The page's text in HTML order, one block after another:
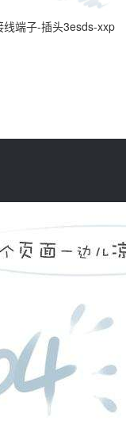
线端子-插头3esds-xxp